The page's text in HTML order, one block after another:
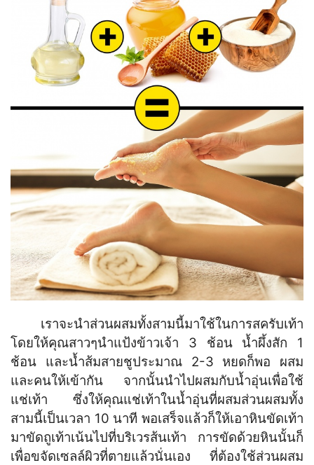
เราจะนำส่วนผสมทั้งสามนี้มาใช้ในการสครับเท้า
โดยให้คุณสาวๆนำแป้งข้าวเจ้า 3 ช้อน น้ำผึ้งสัก 1
ช้อน และน้ำส้มสายชูประมาณ 2-3 หยดก็พอ ผสม
และคนให้เข้ากัน จากนั้นนำไปผสมกับน้ำอุ่นเพื่อใช้
แช่เท้า ซึ่งให้คุณแช่เท้าในน้ำอุ่นที่ผสมส่วนผสมทั้ง
สามนี้เป็นเวลา 10 นาที พอเสร็จแล้วก็ให้เอาหินขัดเท้า
มาขัดถูเท้าเน้นไปที่บริเวรส้นเท้า การขัดด้วยหินนั้นก็
เพื่อขจัดเซลล์ผิวที่ตายแล้วนั่นเอง ที่ต้องใช้ส่วนผสม